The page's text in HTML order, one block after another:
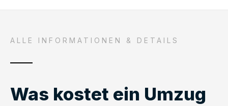
ALLE INFORMATIONEN & DETAILS
Was kostet ein Umzug